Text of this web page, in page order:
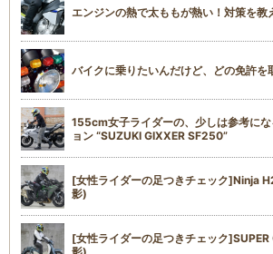
エンジンの熱で太ももが熱い！対策を教
バイクに乗りたいんだけど、どの免許を
155cm女子ライダーの、少しは参考に
ョン “SUZUKI GIXXER SF250”
[女性ライダーの足つきチェック]Ninja
影)
[女性ライダーの足つきチェック